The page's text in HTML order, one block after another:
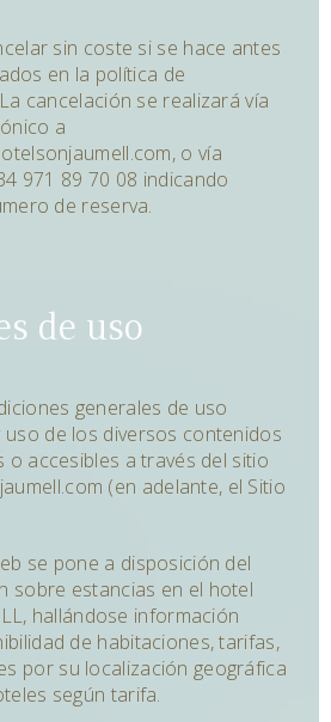
sin coste si se hace antes
en la política de
cancelación se realizará vía
a
o vía
971 89 70 08 indicando
de reserva.
de uso
generales de uso
uso de los diversos contenidos
o accesibles a través del sitio
(en adelante, el Sitio
se pone a disposición del
sobre estancias en el hotel
hallándose información
de habitaciones, tarifas,
por su localización geográfica
según tarifa.